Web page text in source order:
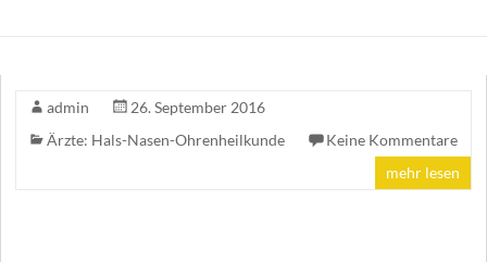
admin
26. September 2016
Ärzte: Hals-Nasen-Ohrenheilkunde
Keine Kommentare
mehr lesen